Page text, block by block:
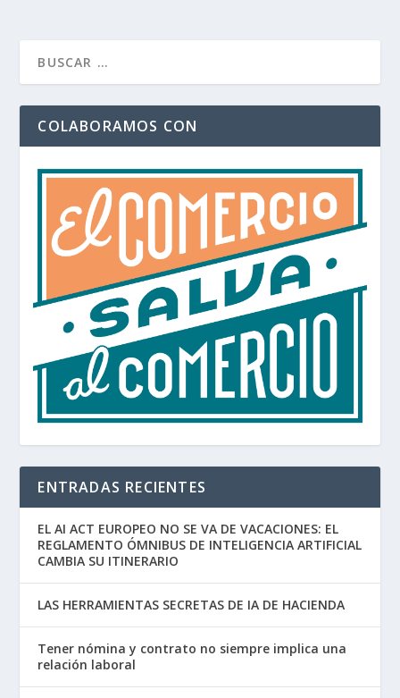
COLABORAMOS CON
ENTRADAS RECIENTES
EL AI ACT EUROPEO NO SE VA DE VACACIONES: EL
REGLAMENTO ÓMNIBUS DE INTELIGENCIA ARTIFICIAL
CAMBIA SU ITINERARIO
LAS HERRAMIENTAS SECRETAS DE IA DE HACIENDA
Tener nómina y contrato no siempre implica una
relación laboral